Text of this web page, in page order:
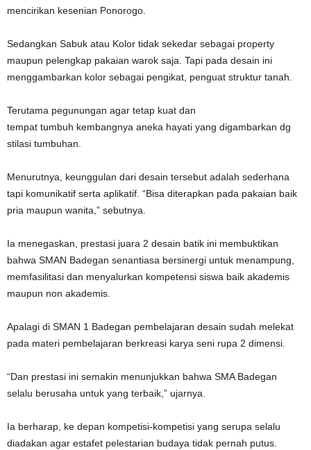
mencirikan kesenian Ponorogo.
Sedangkan Sabuk atau Kolor tidak sekedar sebagai property
maupun pelengkap pakaian warok saja. Tapi pada desain ini
menggambarkan kolor sebagai pengikat, penguat struktur tanah.
Terutama pegunungan agar tetap kuat dan
tempat tumbuh kembangnya aneka hayati yang digambarkan dg
stilasi tumbuhan.
Menurutnya, keunggulan dari desain tersebut adalah sederhana
tapi komunikatif serta aplikatif. “Bisa diterapkan pada pakaian baik
pria maupun wanita,” sebutnya.
Ia menegaskan, prestasi juara 2 desain batik ini membuktikan
bahwa SMAN Badegan senantiasa bersinergi untuk menampung,
memfasilitasi dan menyalurkan kompetensi siswa baik akademis
maupun non akademis.
Apalagi di SMAN 1 Badegan pembelajaran desain sudah melekat
pada materi pembelajaran berkreasi karya seni rupa 2 dimensi.
“Dan prestasi ini semakin menunjukkan bahwa SMA Badegan
selalu berusaha untuk yang terbaik,” ujarnya.
Ia berharap, ke depan kompetisi-kompetisi yang serupa selalu
diadakan agar estafet pelestarian budaya tidak pernah putus.